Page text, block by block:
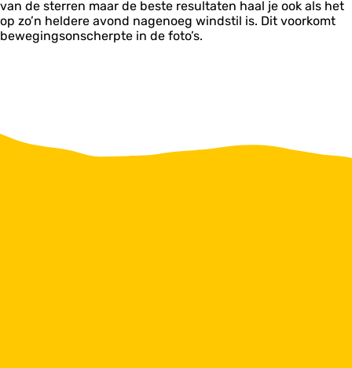
van de sterren maar de beste resultaten haal je ook als het
op zo’n heldere avond nagenoeg windstil is. Dit voorkomt
bewegingsonscherpte in de foto’s.